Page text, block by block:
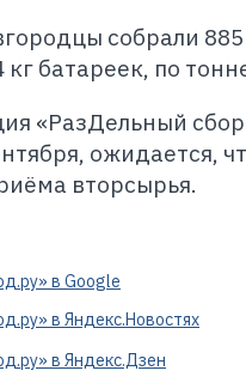
собрали
батареек, по
«РазДельный
ожидается,
вторсырья.
в Google
в Яндекс.Новостях
в Яндекс.Дзен